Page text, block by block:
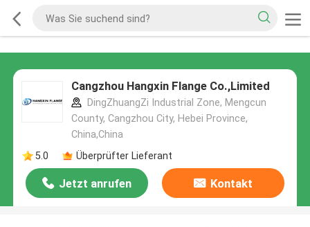
Cangzhou Hangxin Flange Co.,Limited
DingZhuangZi Industrial Zone, Mengcun
County, Cangzhou City, Hebei Province,
China,China
5.0
Überprüfter Lieferant
Jetzt anrufen Kontakt